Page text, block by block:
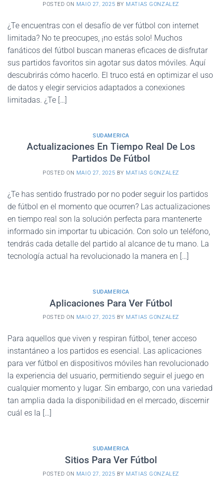
POSTED ON MAIO 27, 2025 BY MATIAS GONZALEZ
¿Te encuentras con el desafío de ver fútbol con internet
limitada? No te preocupes, ¡no estás solo! Muchos
fanáticos del fútbol buscan maneras eficaces de disfrutar
sus partidos favoritos sin agotar sus datos móviles. Aquí
descubrirás cómo hacerlo. El truco está en optimizar el uso
de datos y elegir servicios adaptados a conexiones
limitadas. ¿Te […]
SUDAMERICA
Actualizaciones En Tiempo Real De Los
Partidos De Fútbol
POSTED ON MAIO 27, 2025 BY MATIAS GONZALEZ
¿Te has sentido frustrado por no poder seguir los partidos
de fútbol en el momento que ocurren? Las actualizaciones
en tiempo real son la solución perfecta para mantenerte
informado sin importar tu ubicación. Con solo un teléfono,
tendrás cada detalle del partido al alcance de tu mano. La
tecnología actual ha revolucionado la manera en […]
SUDAMERICA
Aplicaciones Para Ver Fútbol
POSTED ON MAIO 27, 2025 BY MATIAS GONZALEZ
Para aquellos que viven y respiran fútbol, tener acceso
instantáneo a los partidos es esencial. Las aplicaciones
para ver fútbol en dispositivos móviles han revolucionado
la experiencia del usuario, permitiendo seguir el juego en
cualquier momento y lugar. Sin embargo, con una variedad
tan amplia dada la disponibilidad en el mercado, discernir
cuál es la […]
SUDAMERICA
Sitios Para Ver Fútbol
POSTED ON MAIO 27, 2025 BY MATIAS GONZALEZ